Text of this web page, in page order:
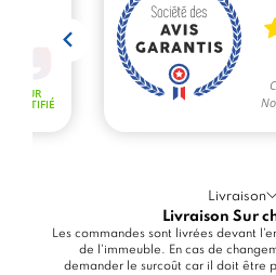
Livraison
Livraison Sur
Les commandes sont livrées devant
de l'immeuble. En cas de
demander le surcoût car il doit être